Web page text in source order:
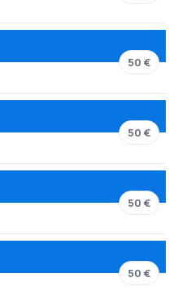
50 €
50 €
50 €
50 €